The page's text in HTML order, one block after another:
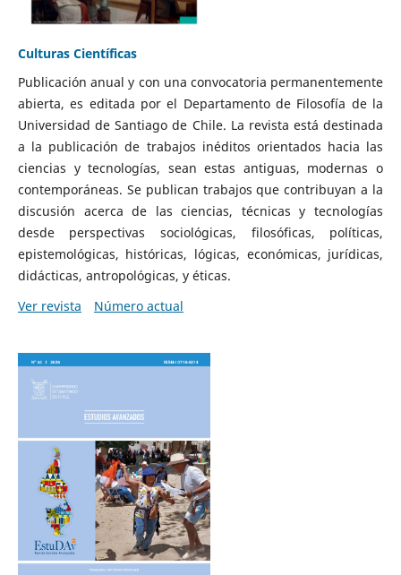
Culturas Científicas
Publicación anual y con una convocatoria permanentemente
abierta, es editada por el Departamento de Filosofía de la
Universidad de Santiago de Chile. La revista está destinada
a la publicación de trabajos inéditos orientados hacia las
ciencias y tecnologías, sean estas antiguas, modernas o
contemporáneas. Se publican trabajos que contribuyan a la
discusión acerca de las ciencias, técnicas y tecnologías
desde perspectivas sociológicas, filosóficas, políticas,
epistemológicas, históricas, lógicas, económicas, jurídicas,
didácticas, antropológicas, y éticas.
Ver revista
Número actual